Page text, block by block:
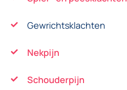
Gewrichtsklachten
Nekpijn
Schouderpijn